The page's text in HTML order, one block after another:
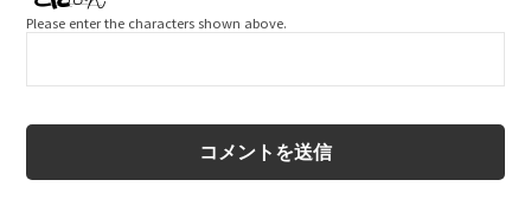
Please enter the characters shown above.